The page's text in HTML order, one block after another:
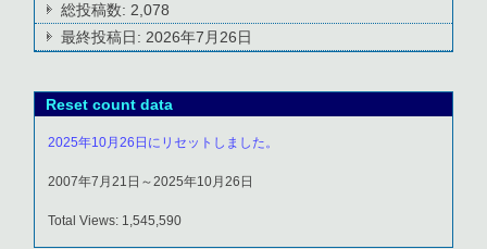
総投稿数: 2,078
最終投稿日: 2026年7月26日
Reset count data
2025年10月26日にリセットしました。
2007年7月21日～2025年10月26日
Total Views: 1,545,590